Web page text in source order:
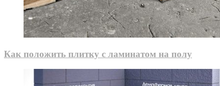
Как положить плитку с ламинатом на полу